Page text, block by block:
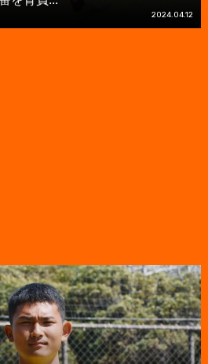
2024.04.12